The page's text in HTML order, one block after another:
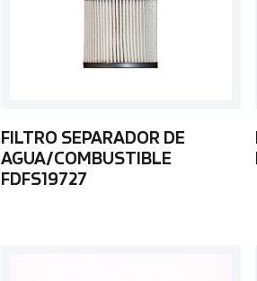
FILTRO SEPARADOR DE
AGUA/COMBUSTIBLE
FDFS19727